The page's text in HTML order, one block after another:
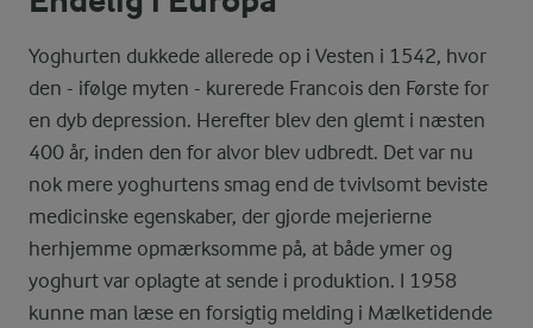
Yoghurten dukkede allerede op i Vesten i 1542, hvor
den - ifølge myten - kurerede Francois den Første for
en dyb depression. Herefter blev den glemt i næsten
400 år, inden den for alvor blev udbredt. Det var nu
nok mere yoghurtens smag end de tvivlsomt beviste
medicinske egenskaber, der gjorde mejerierne
herhjemme opmærksomme på, at både ymer og
yoghurt var oplagte at sende i produktion. I 1958
kunne man læse en forsigtig melding i Mælketidende